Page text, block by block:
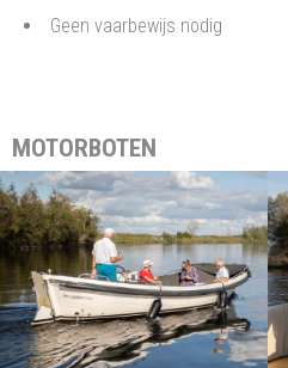
Geen vaarbewijs nodig
MOTORBOTEN